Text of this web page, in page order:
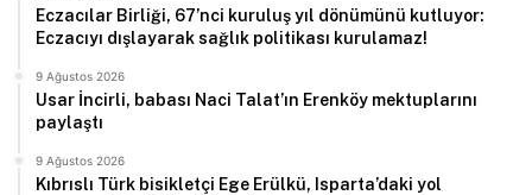
Eczacılar Birliği, 67’nci kuruluş yıl dönümünü kutluyor:
Eczacıyı dışlayarak sağlık politikası kurulamaz!
9 Ağustos 2026
Usar İncirli, babası Naci Talat’ın Erenköy mektuplarını
paylaştı
9 Ağustos 2026
Kıbrıslı Türk bisikletçi Ege Erülkü, Isparta’daki yol